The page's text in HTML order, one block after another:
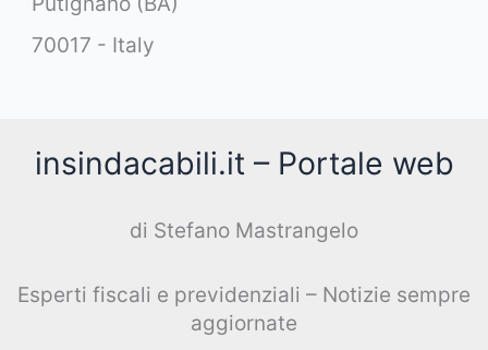
70017 - Italy
insindacabili.it – Portale web
di Stefano Mastrangelo
Esperti fiscali e previdenziali – Notizie sempre
aggiornate